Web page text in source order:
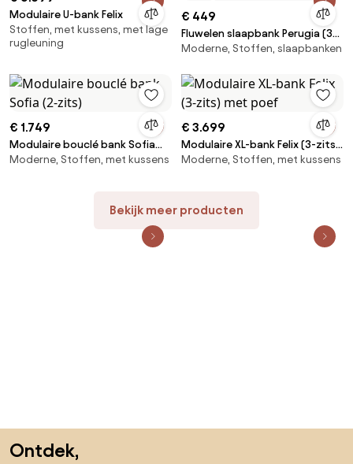
Modulaire U-bank Felix
Stoffen, met kussens, met lage
rugleuning
€ 449
Fluwelen slaapbank Perugia (3-
zits)
Moderne, Stoffen, slaapbanken
€ 1.749
Modulaire bouclé bank Sofia
(2-zits)
Moderne, Stoffen, met kussens
€ 3.699
Modulaire XL-bank Felix (3-zits)
met poef
Moderne, Stoffen, met kussens
Bekijk meer producten
Ontdek,